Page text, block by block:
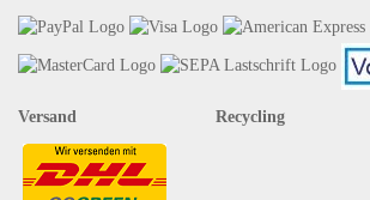
Versand Recycling